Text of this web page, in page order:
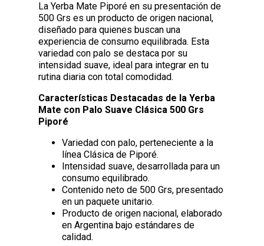
La Yerba Mate Piporé en su presentación de
500 Grs es un producto de origen nacional,
diseñado para quienes buscan una
experiencia de consumo equilibrada. Esta
variedad con palo se destaca por su
intensidad suave, ideal para integrar en tu
rutina diaria con total comodidad.
Características Destacadas de la Yerba
Mate con Palo Suave Clásica 500 Grs
Piporé
Variedad con palo, perteneciente a la
línea Clásica de Piporé.
Intensidad suave, desarrollada para un
consumo equilibrado.
Contenido neto de 500 Grs, presentado
en un paquete unitario.
Producto de origen nacional, elaborado
en Argentina bajo estándares de
calidad.